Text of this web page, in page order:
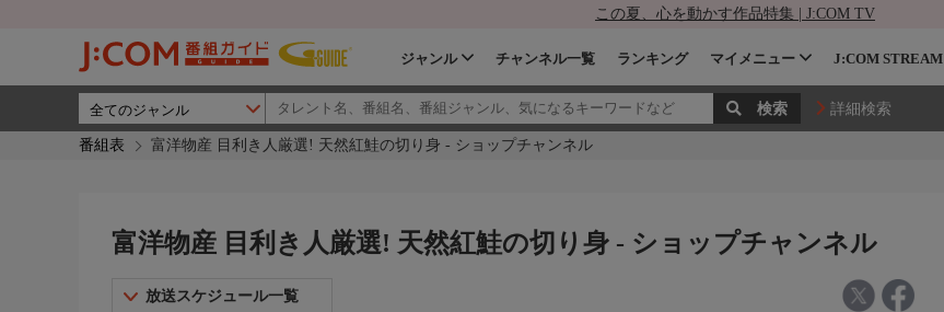
この夏、心を動かす作品特集 | J:COM TV
ジャンル チャンネル一覧 ランキング マイメニュー J:COM STREAM
詳細検索
番組表 富洋物産 目利き人厳選! 天然紅鮭の切り身 - ショップチャンネル
富洋物産 目利き人厳選! 天然紅鮭の切り身 - ショップチャンネル
放送スケジュール一覧